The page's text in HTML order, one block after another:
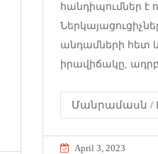
հանդիպումներ է
անդամների հետ
իրավիճակը,
Մանրամասն /
April 3, 2023